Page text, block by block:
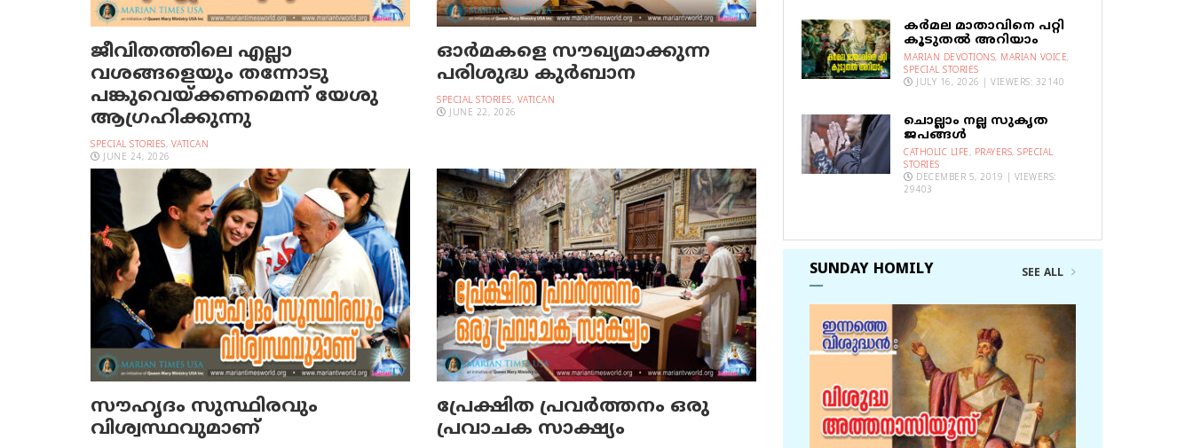
ജീവിതത്തിലെ എല്ലാ
വശങ്ങളെയും തന്നോടു
പങ്കുവെയ്ക്കണമെന്ന് യേശു
ആഗ്രഹിക്കുന്നു
SPECIAL STORIES, VATICAN
JUNE 24, 2026
ഓര്‍മകളെ സൗഖ്യമാക്കുന്ന
പരിശുദ്ധ കുര്‍ബാന
SPECIAL STORIES, VATICAN
JUNE 22, 2026
സൗഹൃദം സുസ്ഥിരവും
വിശ്വസ്ഥവുമാണ്
പ്രേക്ഷിത പ്രവര്‍ത്തനം ഒരു
പ്രവാചക സാക്ഷ്യം
കര്‍മല മാതാവിനെ പറ്റി
കൂടുതല്‍ അറിയാം
MARIAN DEVOTIONS, MARIAN VOICE,
SPECIAL STORIES
JULY 16, 2026 | VIEWERS: 32140
ചൊല്ലാം നല്ല സുകൃത
ജപങ്ങൾ
CATHOLIC LIFE, PRAYERS, SPECIAL
STORIES
DECEMBER 5, 2019 | VIEWERS:
29403
SUNDAY HOMILY SEE ALL